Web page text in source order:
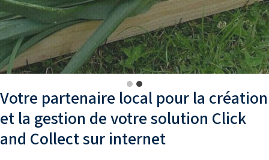
Votre partenaire local pour la création
et la gestion devotre solution Click
and Collect sur internet